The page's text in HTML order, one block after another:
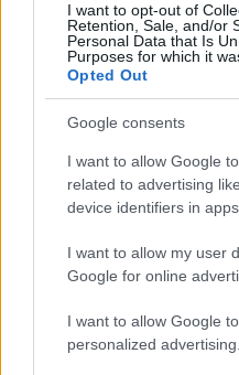
I want to opt-out of
Retention, Sale, and/or
Personal Data that Is
Purposes for which it
Opted Out
Google consents
I want to allow Google
related to advertising
device identifiers in apps.
I want to allow my user
Google for online
I want to allow Google
personalized advertising.
élénkülés
charterjáratok
Idén három úticél tört
amelyet még a
szakemberek sem
előre. Az Invia friss
bulgáriai
a török Égei-part a